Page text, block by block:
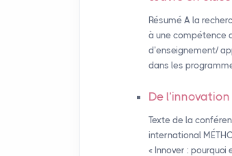
Résumé A la
à une compétence
d’enseignement/
dans les
De
Texte de la
international
« Innover :